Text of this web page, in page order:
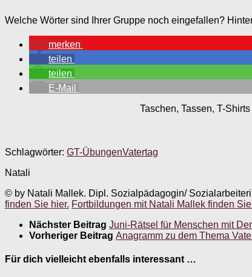
Welche Wörter sind Ihrer Gruppe noch eingefallen?
merken
teilen
teilen
E-Mail
Taschen, Tassen, T-
Schlagwörter: GT-ÜbungenVatertag
Natali
© by Natali Mallek. Dipl. Sozialpädagogin/
finden Sie hier. Fortbildungen mit Natali Mallek finden
Nächster Beitrag Juni-Rätsel für Menschen mit
Vorheriger Beitrag Anagramm zu dem Thema
Für dich vielleicht ebenfalls interessant …